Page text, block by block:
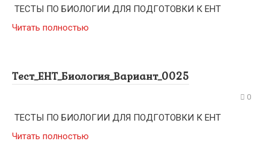
ТЕСТЫ ПО БИОЛОГИИ ДЛЯ ПОДГОТОВКИ К ЕНТ
Читать полностью
Тест_ЕНТ_Биология_Вариант_0025
0
ТЕСТЫ ПО БИОЛОГИИ ДЛЯ ПОДГОТОВКИ К ЕНТ
Читать полностью